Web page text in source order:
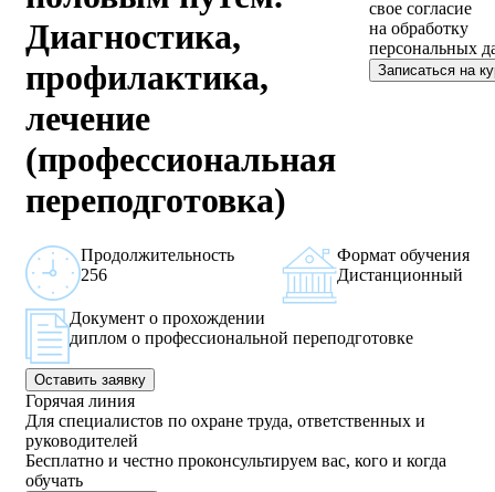
Диагностика,
профилактика,
лечение
(профессиональная
переподготовка)
свое согласие
на обработку
персональных
Записаться на
Продолжительность
256
Формат обучения
Дистанционный
Документ о прохождении
диплом о профессиональной переподготовке
Оставить заявку
Горячая линия
Для специалистов по охране труда, ответственных и
руководителей
Бесплатно и честно проконсультируем вас, кого и когда
обучать